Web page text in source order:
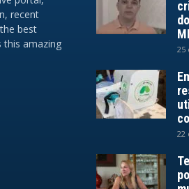
recent
best
this amazing
25
22